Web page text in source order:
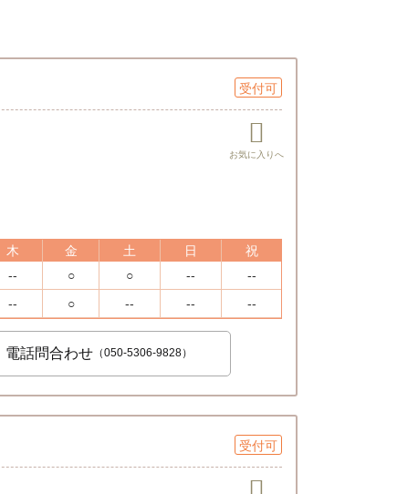
受付可
木 金 土 日
祝
-- ○ ○ --
--
-- ○ -- -- --
電話問合わせ （050-5306-9828）
受付可